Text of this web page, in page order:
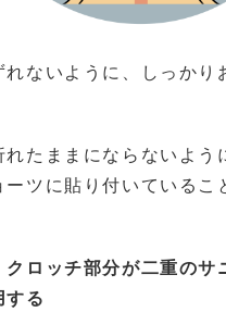
れないように、しっかり
れたままにならないよう
ーツに貼り付いているこ
ロッチ部分が二重のサ
する